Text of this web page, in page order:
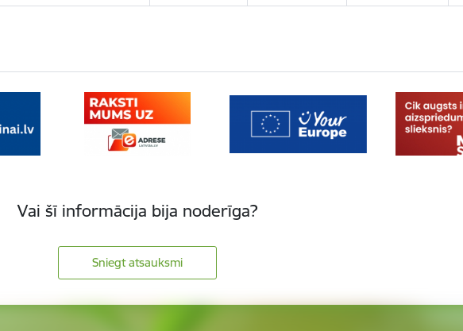
Vai šī informācija bija noderīga?
Sniegt atsauksmi